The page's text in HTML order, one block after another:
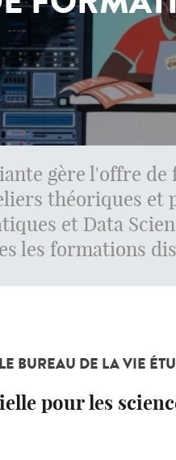
gère l'offre
théoriques et
et Data
les formations
BUREAU DE LA VIE
pour les